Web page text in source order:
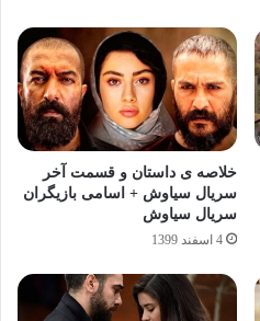
خلاصه ی داستان و قسمت آخر
سریال سیاوش + اسامی بازیگران
سریال سیاوش
4 اسفند 1399